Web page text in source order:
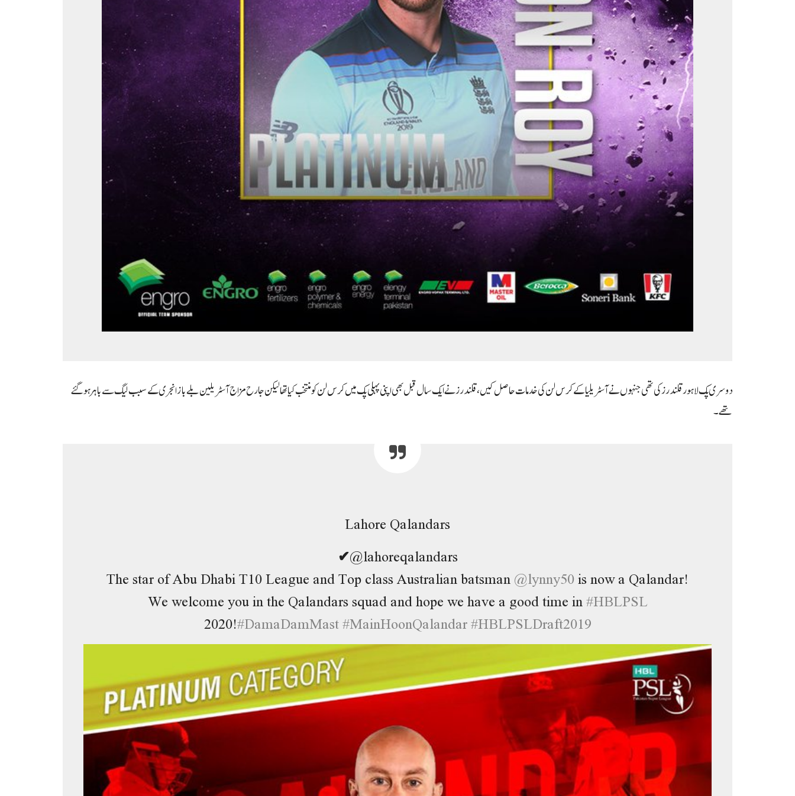
دوسری پک لاہور قلندرز کی تھی جنہوں نے آسٹریلیا کے کرس لن کی خدمات حاصل کیں، قلندرز نے ایک سال قبل بھی اپنی پہلی پک میں کرس لن کو منتخب کیا تھا لیکن جارح مزاج آسٹریلین بلے باز انجری کے سبب لیگ سے باہر ہو گئے
تھے۔
Lahore Qalandars
✔@lahoreqalandars
The star of Abu Dhabi T10 League and Top class Australian batsman@lynny50is now a Qalandar!
We welcome you in the Qalandars squad and hope we have a good time in#HBLPSL
2020!#DamaDamMast#MainHoonQalandar#HBLPSLDraft2019